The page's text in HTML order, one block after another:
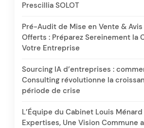
Prescillia SOLOT
Pré-Audit de Mise en Vente &
Offerts : Préparez Sereinement la
Votre Entreprise
Sourcing IA d’entreprises :
Consulting révolutionne la
période de crise
L’Équipe du Cabinet Louis Ménard
Expertises, Une Vision Commune